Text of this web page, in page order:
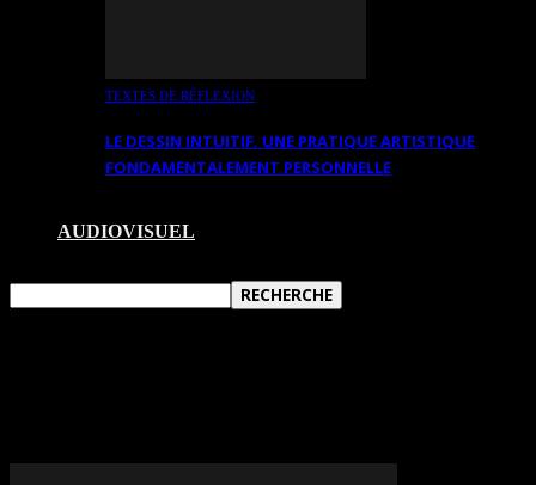
TEXTES DE RÉFLEXION
LE DESSIN INTUITIF. UNE PRATIQUE ARTISTIQUE
FONDAMENTALEMENT PERSONNELLE
AUDIOVISUEL